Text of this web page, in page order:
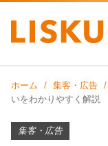
ホーム 集客・広告
いをわかりやすく解説
集客・広告